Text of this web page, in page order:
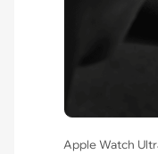
Apple Watch